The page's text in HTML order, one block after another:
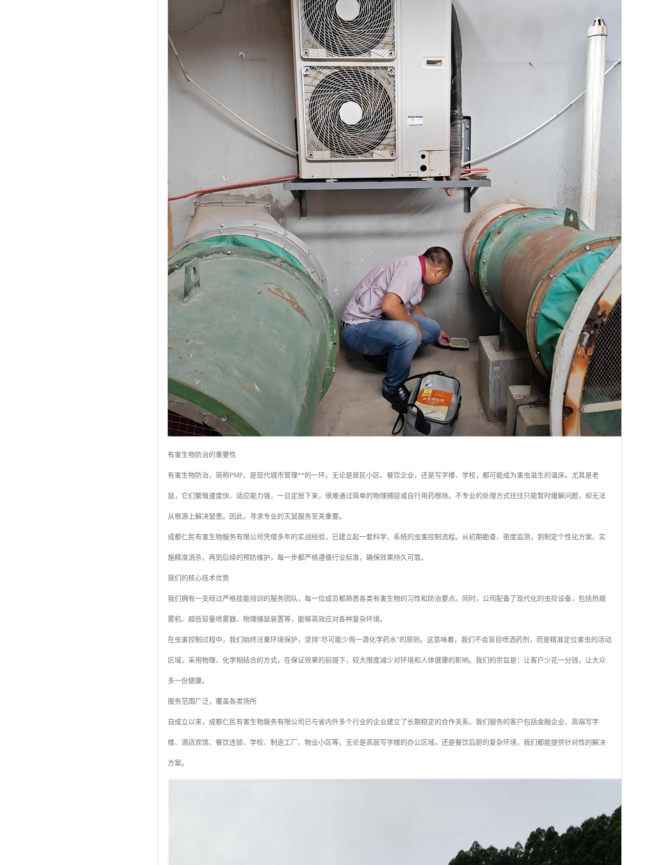
有害生物防治的重要性
有害生物防治，简称PMP，是现代城市管理**的一环。无论是居民小区、餐饮企业，还是写字楼、学校，都可能成为害虫滋生的温床。尤其是老
鼠，它们繁殖速度快、适应能力强，一旦定居下来，很难通过简单的物理捕捉或自行用药根除。不专业的处理方式往往只能暂时缓解问题，却无法
从根源上解决鼠患。因此，寻求专业的灭鼠服务至关重要。
成都仁民有害生物服务有限公司凭借多年的实战经验，已建立起一套科学、系统的虫害控制流程。从初期勘查、密度监测，到制定个性化方案、实
施精准消杀，再到后续的预防维护，每一步都严格遵循行业标准，确保效果持久可靠。
我们的核心技术优势
我们拥有一支经过严格技能培训的服务团队，每一位成员都熟悉各类有害生物的习性和防治要点。同时，公司配备了现代化的虫控设备，包括热烟
雾机、超低容量喷雾器、物理捕鼠装置等，能够高效应对各种复杂环境。
在虫害控制过程中，我们始终注重环境保护，坚持“尽可能少用一滴化学药水”的原则。这意味着，我们不会盲目喷洒药剂，而是精准定位害虫的活动
区域，采用物理、化学相结合的方式，在保证效果的前提下，较大限度减少对环境和人体健康的影响。我们的宗旨是：让客户少花一分钱，让大众
多一份健康。
服务范围广泛，覆盖各类场所
自成立以来，成都仁民有害生物服务有限公司已与省内外多个行业的企业建立了长期稳定的合作关系。我们服务的客户包括金融企业、高端写字
楼、酒店宾馆、餐饮连锁、学校、制造工厂、物业小区等。无论是高层写字楼的办公区域，还是餐饮后厨的复杂环境，我们都能提供针对性的解决
方案。